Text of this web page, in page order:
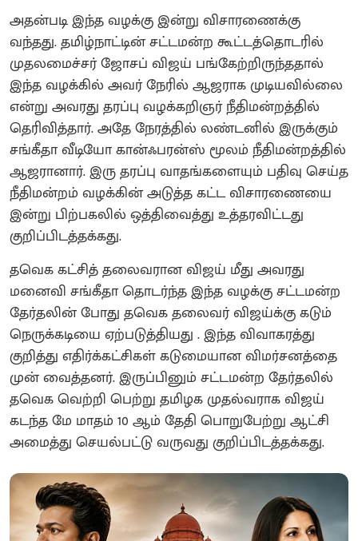
அதன்படி இந்த வழக்கு இன்று விசாரணைக்கு
வந்தது. தமிழ்நாட்டின் சட்டமன்ற கூட்டத்தொடரில்
முதலமைச்சர் ஜோசப் விஜய் பங்கேற்றிருந்ததால்
இந்த வழக்கில் அவர் நேரில் ஆஜராக முடியவில்லை
என்று அவரது தரப்பு வழக்கறிஞர் நீதிமன்றத்தில்
தெரிவித்தார். அதே நேரத்தில் லண்டனில் இருக்கும்
சங்கீதா வீடியோ கான்ஃபரன்ஸ் மூலம் நீதிமன்றத்தில்
ஆஜரானார். இரு தரப்பு வாதங்களையும் பதிவு செய்த
நீதிமன்றம் வழக்கின் அடுத்த கட்ட விசாரணையை
இன்று பிற்பகலில் ஒத்திவைத்து உத்தரவிட்டது
குறிப்பிடத்தக்கது.
தவெக கட்சித் தலைவரான விஜய் மீது அவரது
மனைவி சங்கீதா தொடர்ந்த இந்த வழக்கு சட்டமன்ற
தேர்தலின் போது தவெக தலைவர் விஜய்க்கு கடும்
நெருக்கடியை ஏற்படுத்தியது . இந்த விவாகரத்து
குறித்து எதிர்க்கட்சிகள் கடுமையான விமர்சனத்தை
முன் வைத்தனர். இருப்பினும் சட்டமன்ற தேர்தலில்
தவெக வெற்றி பெற்று தமிழக முதல்வராக விஜய்
கடந்த மே மாதம் 10 ஆம் தேதி பொறுபேற்று ஆட்சி
அமைத்து செயல்பட்டு வருவது குறிப்பிடத்தக்கது.